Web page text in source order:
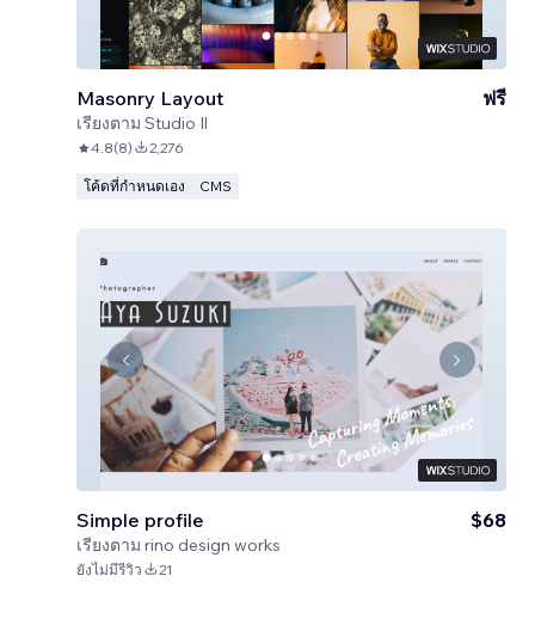
Masonry Layout
เรียงตาม Studio Il
ฟรี
4.8(8) 2,276
โค้ดที่กำหนดเอง CMS
Simple profile
เรียงตาม rino design works
$68
ยังไม่มีรีวิว 21